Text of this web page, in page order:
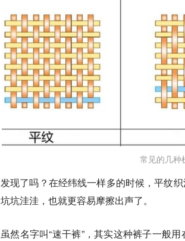
常见的几种
发现了吗？在经纬线一样多的时候，平纹
坑坑洼洼，也就更容易摩擦出声了。
虽然名字叫“速干裤”，其实这种裤子一般